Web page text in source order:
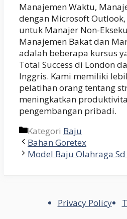
Manajemen Waktu,
dengan Microsoft
untuk Manajer Non-
Manajemen Bakat dan
adalah beberapa kursus
Total Success di London
Inggris. Kami memiliki
pelatihan orang tentang
meningkatkan
pengembangan pribadi.
Kategori Baju
Bahan Goretex
Model Baju Olahraga
Privacy Policy